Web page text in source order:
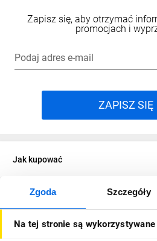
Zgoda Szczegóły
Na tej stronie są
Zapisz się, aby otrzymać
promocjach i
Podaj adres e-mail
ZAPISZ SIĘ
Jak kupować
O firmie